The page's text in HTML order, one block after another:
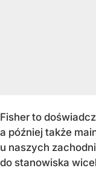
Fisher to
a później także
u naszych
do stanowiska